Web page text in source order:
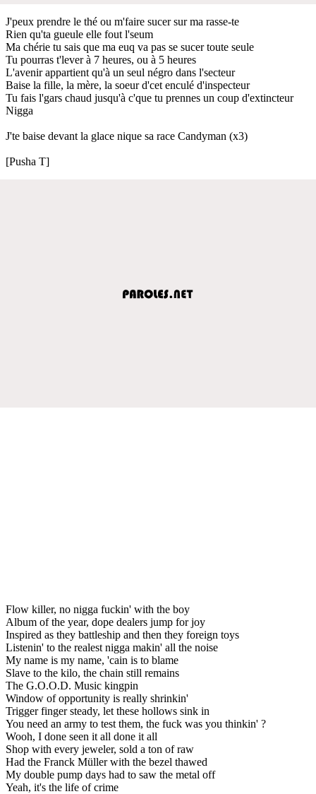
J'peux prendre le thé ou m'faire sucer sur ma rasse-te
Rien qu'ta gueule elle fout l'seum
Ma chérie tu sais que ma euq va pas se sucer toute seule
Tu pourras t'lever à 7 heures, ou à 5 heures
L'avenir appartient qu'à un seul négro dans l'secteur
Baise la fille, la mère, la soeur d'cet enculé d'inspecteur
Tu fais l'gars chaud jusqu'à c'que tu prennes un coup d'extincteur
Nigga
J'te baise devant la glace nique sa race Candyman (x3)
[Pusha T]
Flow killer, no nigga fuckin' with the boy
Album of the year, dope dealers jump for joy
Inspired as they battleship and then they foreign toys
Listenin' to the realest nigga makin' all the noise
My name is my name, 'cain is to blame
Slave to the kilo, the chain still remains
The G.O.O.D. Music kingpin
Window of opportunity is really shrinkin'
Trigger finger steady, let these hollows sink in
You need an army to test them, the fuck was you thinkin' ?
Wooh, I done seen it all done it all
Shop with every jeweler, sold a ton of raw
Had the Franck Müller with the bezel thawed
My double pump days had to saw the metal off
Yeah, it's the life of crime